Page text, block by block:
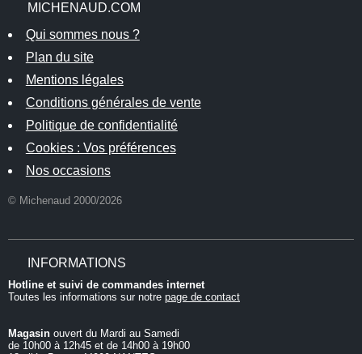
MICHENAUD.COM
Qui sommes nous ?
Plan du site
Mentions légales
Conditions générales de vente
Politique de confidentialité
Cookies : Vos préférences
Nos occasions
© Michenaud 2000/2026
INFORMATIONS
Hotline et suivi de commandes internet
Toutes les informations sur notre page de contact
Magasin ouvert du Mardi au Samedi
de 10h00 à 12h45 et de 14h00 à 19h00